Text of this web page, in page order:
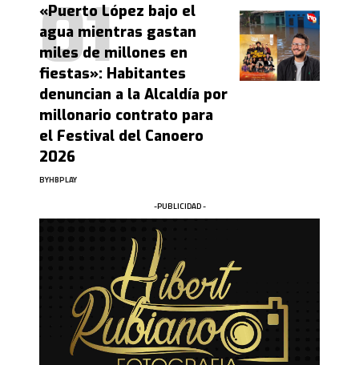
«Puerto López bajo el
agua mientras gastan
miles de millones en
fiestas»: Habitantes
denuncian a la Alcaldía por
millonario contrato para
el Festival del Canoero
2026
BYHBPLAY
-PUBLICIDAD -